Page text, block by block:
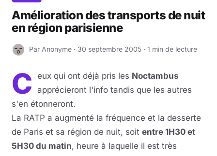
Amélioration des transports de nuit
en région parisienne
A Par Anonyme · 30 septembre 2005 · 1 min de lecture
C eux qui ont déjà pris les Noctambus
apprécieront l'info tandis que les autres
s'en étonneront.
La RATP a augmenté la fréquence et la desserte
de Paris et sa région de nuit, soit entre 1H30 et
5H30 du matin, heure à laquelle il est très